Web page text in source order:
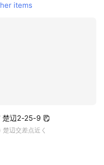
items
楚辺2-25-9
辺交差点近く